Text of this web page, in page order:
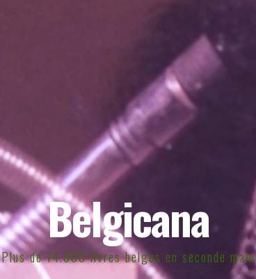
Belgicana
Plus de 14.000 livres belges en seconde main